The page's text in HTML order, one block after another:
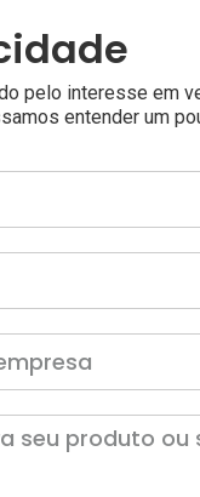
pelo interesse em
entender um